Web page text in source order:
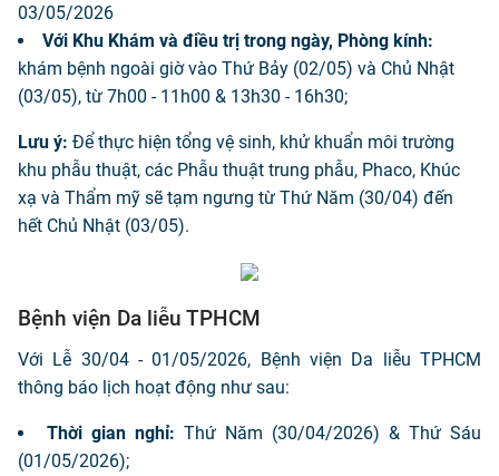
03/05/2026
Với Khu Khám và điều trị trong ngày, Phòng kính:
khám bệnh ngoài giờ vào Thứ Bảy (02/05) và Chủ Nhật
(03/05), từ 7h00 - 11h00 & 13h30 - 16h30;
Lưu ý: Để thực hiện tổng vệ sinh, khử khuẩn môi trường
khu phẫu thuật, các Phẫu thuật trung phẫu, Phaco, Khúc
xạ và Thẩm mỹ sẽ tạm ngưng từ Thứ Năm (30/04) đến
hết Chủ Nhật (03/05).
Bệnh viện Da liễu TPHCM
Với Lễ 30/04 - 01/05/2026, Bệnh viện Da liễu TPHCM
thông báo lịch hoạt động như sau:
Thời gian nghỉ: Thứ Năm (30/04/2026) & Thứ Sáu
(01/05/2026);